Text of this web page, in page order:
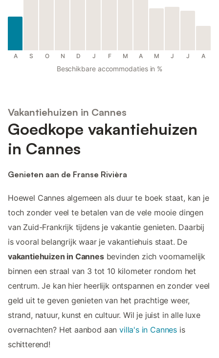
A S O N D J F M A M J J A
Beschikbare accommodaties in %
Vakantiehuizen in Cannes
Goedkope vakantiehuizen
in Cannes
Genieten aan de Franse Rivièra
Hoewel Cannes algemeen als duur te boek staat, kan je
toch zonder veel te betalen van de vele mooie dingen
van Zuid-Frankrijk tijdens je vakantie genieten. Daarbij
is vooral belangrijk waar je vakantiehuis staat. De
vakantiehuizen in Cannesbevinden zich voornamelijk
binnen een straal van 3 tot 10 kilometer rondom het
centrum. Je kan hier heerlijk ontspannen en zonder veel
geld uit te geven genieten van het prachtige weer,
strand, natuur, kunst en cultuur. Wil je juist in alle luxe
overnachten? Het aanbod aanvilla's in Cannes is
schitterend!